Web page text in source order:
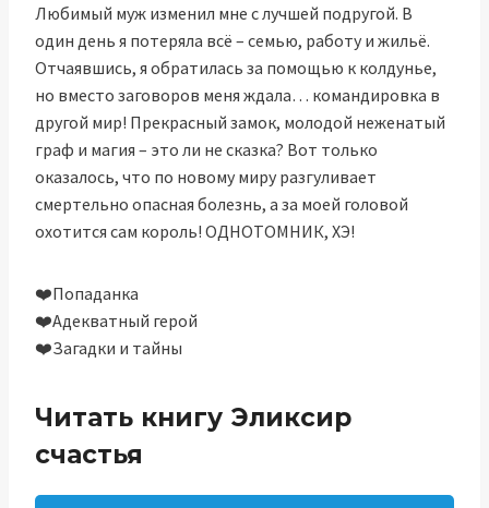
Любимый муж изменил мне с лучшей подругой. В
один день я потеряла всё – семью, работу и жильё.
Отчаявшись, я обратилась за помощью к колдунье,
но вместо заговоров меня ждала… командировка в
другой мир! Прекрасный замок, молодой неженатый
граф и магия – это ли не сказка? Вот только
оказалось, что по новому миру разгуливает
смертельно опасная болезнь, а за моей головой
охотится сам король! ОДНОТОМНИК, ХЭ!
‍❤️‍Попаданка
‍❤️‍Адекватный герой
‍❤️‍Загадки и тайны
Читать книгу Эликсир
счастья